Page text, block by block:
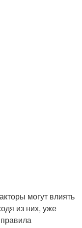
могут влиять
из них, уже